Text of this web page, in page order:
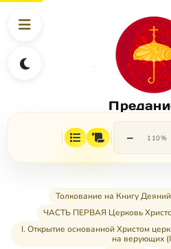
− 110%
Толкование на Книгу Деяний
ЧАСТЬ ПЕРВАЯ Церковь
I. Открытие основанной Христом
на верующих